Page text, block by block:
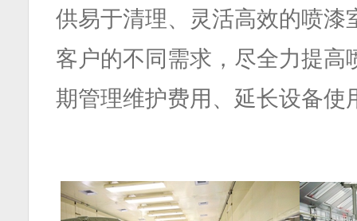
供易于清理、灵活高效的喷漆
客户的不同需求，尽全力提高
期管理维护费用、延长设备使